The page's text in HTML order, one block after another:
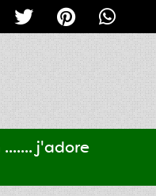
j'adore